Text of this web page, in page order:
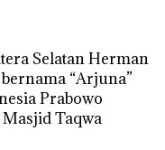
Selatan Herman
“Arjuna”
Prabowo
Taqwa